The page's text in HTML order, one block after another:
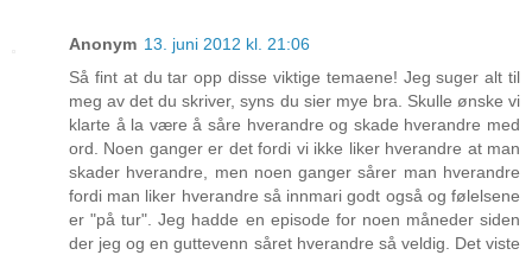
Anonym 13. juni 2012 kl. 21:06
Så fint at du tar opp disse viktige temaene! Jeg suger alt til
meg av det du skriver, syns du sier mye bra. Skulle ønske vi
klarte å la være å såre hverandre og skade hverandre med
ord. Noen ganger er det fordi vi ikke liker hverandre at man
skader hverandre, men noen ganger sårer man hverandre
fordi man liker hverandre så innmari godt også og følelsene
er "på tur". Jeg hadde en episode for noen måneder siden
der jeg og en guttevenn såret hverandre så veldig. Det viste